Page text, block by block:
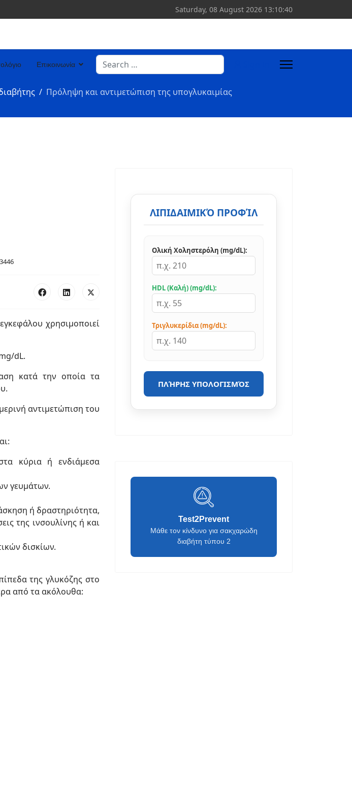
Saturday, 08 August 2026 13:10:41
Επικοινωνία
Search
Πρόληψη και αντιμετώπιση της υπογλυκαιμίας
χρησιμοποιεί
dL.
κατά την οποία τα
αντιμετώπιση του
κύρια ή ενδιάμεσα
γευμάτων.
ή δραστηριότητα,
της ινσουλίνης ή και
δισκίων.
της γλυκόζης στο
από τα ακόλουθα:
ΛΙΠΙΔΑΙΜΙΚΌ ΠΡΟΦΊΛ
Ολική Χοληστερόλη (mg/dL):
HDL (Καλή) (mg/dL):
Τριγλυκερίδια (mg/dL):
ΠΛΉΡΗΣ ΥΠΟΛΟΓΙΣΜΌΣ
Test2Prevent
Μάθε τον κίνδυνο για σακχαρώδη
διαβήτη τύπου 2